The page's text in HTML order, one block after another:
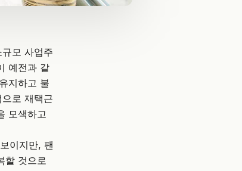
모 사업주
예전과 같
지하고 불
로 재택근
모색하고
이지만, 팬
할 것으로